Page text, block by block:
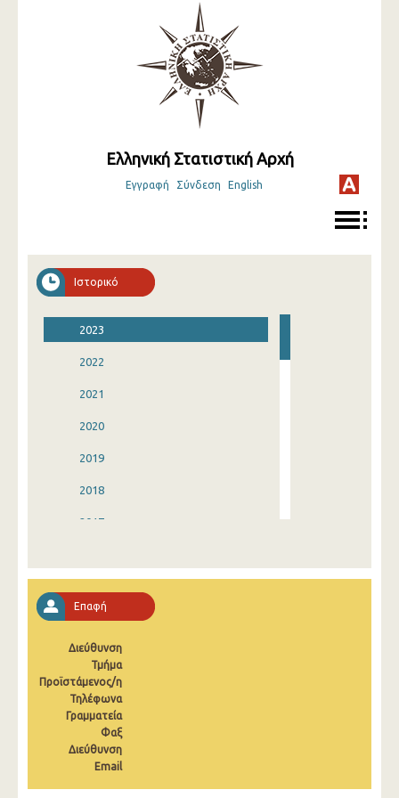
Ελληνική Στατιστική Αρχή
Εγγραφή Σύνδεση English
Ιστορικό
2023
2022
2021
2020
2019
2018
2017
2014
2013
2012
2011
2010
Επαφή
Διεύθυνση
Τμήμα
Προϊστάμενος/η
Τηλέφωνα
Γραμματεία
Φαξ
Διεύθυνση
Email